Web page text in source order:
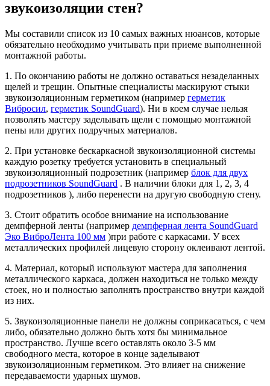
звукоизоляции стен?
Мы составили список из 10 самых важных нюансов, которые
обязательно необходимо учитывать при приеме выполненной
монтажной работы.
1. По окончанию работы не должно оставаться незаделанных
щелей и трещин. Опытные специалисты маскируют стыки
звукоизоляционным герметиком (например герметик
Вибросил, герметик SoundGuard). Ни в коем случае нельзя
позволять мастеру заделывать щели с помощью монтажной
пены или других подручных материалов.
2. При установке бескаркасной звукоизоляционной системы
каждую розетку требуется установить в специальный
звукоизоляционный подрозетник (например блок для двух
подрозетников SoundGuard . В наличии блоки для 1, 2, 3, 4
подрозетников ), либо перенести на другую свободную стену.
3. Стоит обратить особое внимание на использование
демпферной ленты (например демпферная лента SoundGuard
Эко ВиброЛента 100 мм )при работе с каркасами. У всех
металлических профилей лицевую сторону оклеивают лентой.
4. Материал, который используют мастера для заполнения
металлического каркаса, должен находиться не только между
стоек, но и полностью заполнять пространство внутри каждой
из них.
5. Звукоизоляционные панели не должны соприкасаться, с чем
либо, обязательно должно быть хотя бы минимальное
пространство. Лучше всего оставлять около 3-5 мм
свободного места, которое в конце заделывают
звукоизоляционным герметиком. Это влияет на снижение
передаваемости ударных шумов.